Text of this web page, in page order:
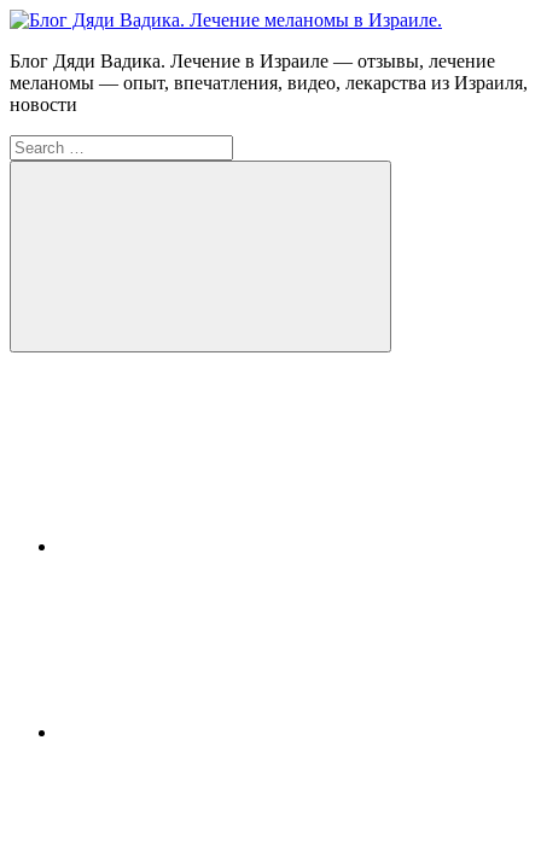
Skip
content
Блог
Дяди
Вадика.
меланомы
в
Блог Дяди Вадика. Лечение в Израиле — отзывы, лечение
меланомы — опыт, впечатления, видео, лекарства из Израиля,
новости
Search
for:
Search